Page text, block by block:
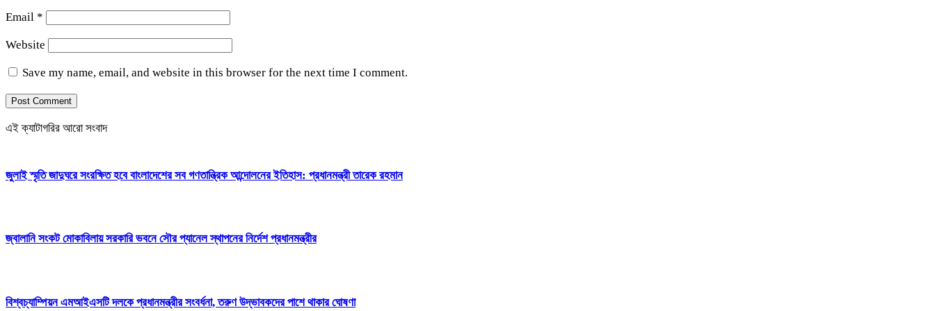
Email *
Website
Save my name, email, and website in this browser for the next time I comment.
এই ক্যাটাগরির আরো সংবাদ
জুলাই স্মৃতি জাদুঘরে সংরক্ষিত হবে বাংলাদেশের সব গণতান্ত্রিক আন্দোলনের ইতিহাস: প্রধানমন্ত্রী তারেক রহমান
জ্বালানি সংকট মোকাবিলায় সরকারি ভবনে সৌর প্যানেল স্থাপনের নির্দেশ প্রধানমন্ত্রীর
বিশ্বচ্যাম্পিয়ন এমআইএসটি দলকে প্রধানমন্ত্রীর সংবর্ধনা, তরুণ উদ্ভাবকদের পাশে থাকার ঘোষণা